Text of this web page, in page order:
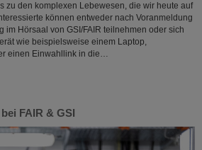
zu den komplexen Lebewesen, die wir heute auf
können entweder nach Voranmeldung
im Hörsaal von GSI/FAIR teilnehmen oder sich
wie beispielsweise einem Laptop,
einen Einwahllink in die…
FAIR & GSI